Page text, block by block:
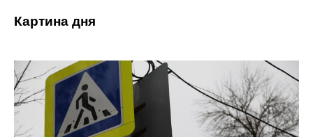
Картина дня